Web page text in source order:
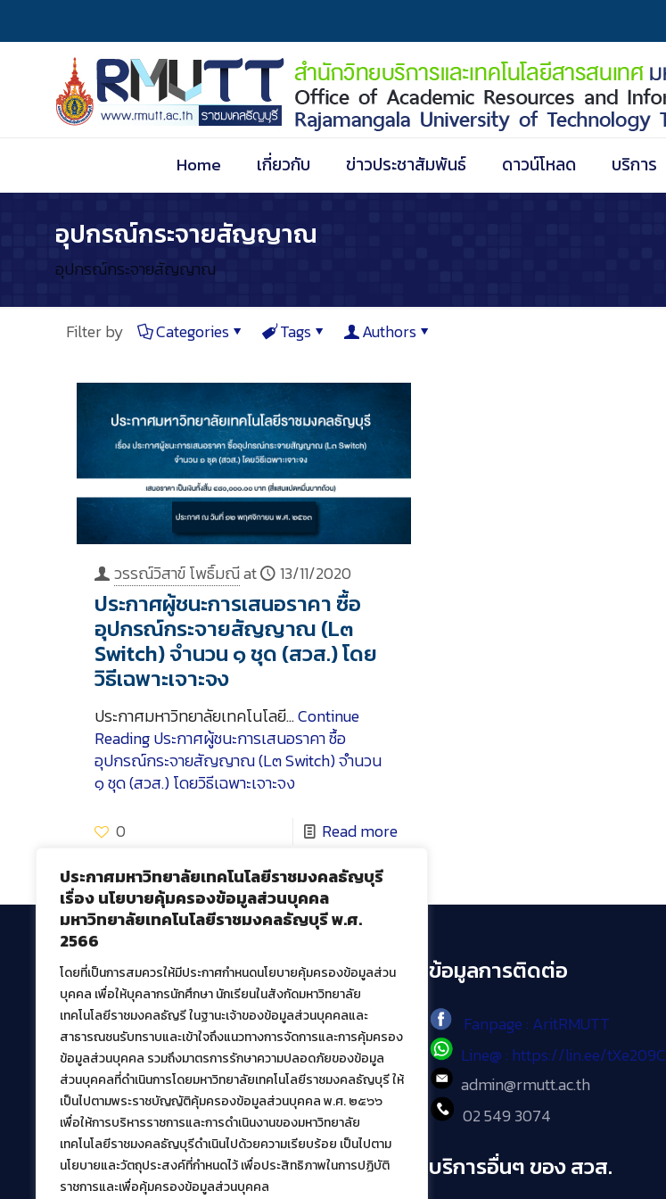
ประกาศมหาวิทยาลัยเทคโนโลยีราชมงคลธัญบุรี
เรื่อง นโยบายคุ้มครองข้อมูลส่วนบุคคล
มหาวิทยาลัยเทคโนโลยีราชมงคลธัญบุรี พ.ศ.
2566
โดยที่เป็นการสมควรให้มีประกาศกำหนดนโยบายคุ้มครองข้อมูลส่วน
บุคคล เพื่อให้บุคลากรนักศึกษา นักเรียนในสังกัดมหาวิทยาลัย
เทคโนโลยีราชมงคลธัญรี ในฐานะเจ้าของข้อมูลส่วนบุคคลและ
สาธารณชนรับทราบและเข้าใจถึงแนวทางการจัดการและการคุ้มครอง
ข้อมูลส่วนบุคคล รวมถึงมาตรการรักษาความปลอดภัยของข้อมูล
ส่วนบุคคลที่ดำเนินการโดยมหาวิทยาลัยเทคโนโลยีราชมงคลธัญบุรี ให้
เป็นไปตามพระราชบัญญัติคุ้มครองข้อมูลส่วนบุคคล พ.ศ. ๒๕๖๖
เพื่อให้การบริหารราชการและการดำเนินงานของมหาวิทยาลัย
เทคโนโลยีราชมงคลธัญบุรีดำเนินไปด้วยความเรียบร้อย เป็นไปตาม
นโยบายและวัตถุประสงค์ที่กำหนดไว้ เพื่อประสิทธิภาพในการปฏิบัติ
ราชการและเพื่อคุ้มครองข้อมูลส่วนบุคคล
Home เกี่ยวกับ ข่าวประชาสัมพันธ์ ดาวน์โหลด บริการ
อุปกรณ์กระจายสัญญาณ
อุปกรณ์กระจายสัญญาณ
Filter by Categories Tags Authors
วรรณ์วิสาข์ โพธิ์มณีat 13/11/2020
ประกาศผู้ชนะการเสนอราคา ซื้อ
อุปกรณ์กระจายสัญญาณ (L๓
Switch) จำนวน ๑ ชุด (สวส.) โดย
วิธีเฉพาะเจาะจง
ประกาศมหาวิทยาลัยเทคโนโลยี…Continue
Readingประกาศผู้ชนะการเสนอราคา ซื้อ
อุปกรณ์กระจายสัญญาณ (L๓ Switch) จำนวน
๑ ชุด (สวส.) โดยวิธีเฉพาะเจาะจง
0
Read more
สำนักวิทยบริการและเทคโนโลยีสารสนเทศ
มหาวิทยาลัยเทคโนโลยีราชมงคลธัญบุรี
39 หมู่ที่ 1 ตำบลคลองหก อำเภอคลองหลวง จังหวัด
ปทุมธานี 12120
เผยแพร่ข้อมูลโดย.บุคลากร สวส.
สร้างและพัฒนาโดย.
ฝ่ายพัฒนาและเผยแพร่ข้อมูลเว็บไซต์
ข้อมูลการติดต่อ
Fanpage : AritRMUTT
Line@ : https://lin.ee/tXe209C
admin@rmutt.ac.th
02 549 3074
บริการอื่นๆ ของ สวส.